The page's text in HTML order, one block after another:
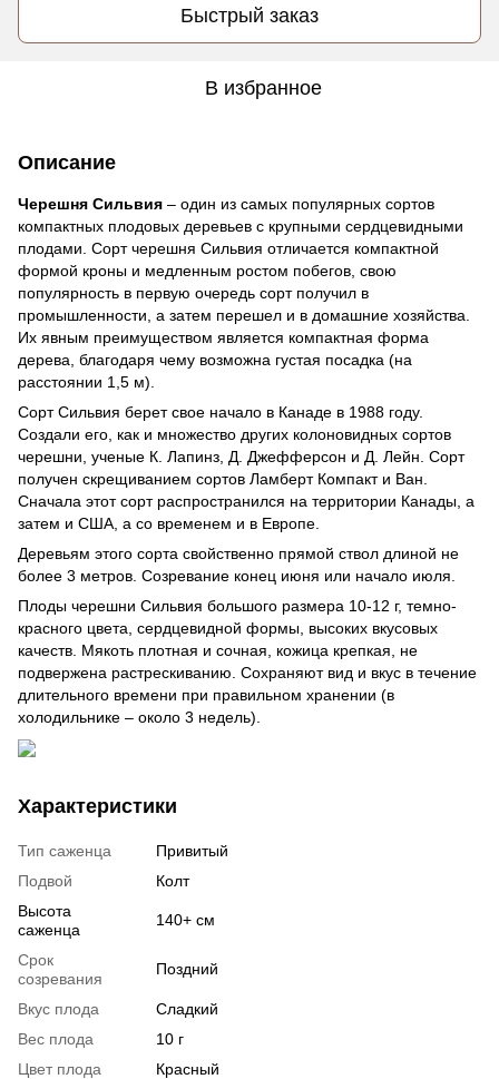
Быстрый заказ
В избранное
Описание
Черешня Сильвия – один из самых популярных сортов
компактных плодовых деревьев с крупными сердцевидными
плодами. Сорт черешня Сильвия отличается компактной
формой кроны и медленным ростом побегов, свою
популярность в первую очередь сорт получил в
промышленности, а затем перешел и в домашние хозяйства.
Их явным преимуществом является компактная форма
дерева, благодаря чему возможна густая посадка (на
расстоянии 1,5 м).
Сорт Сильвия берет свое начало в Канаде в 1988 году.
Создали его, как и множество других колоновидных сортов
черешни, ученые К. Лапинз, Д. Джефферсон и Д. Лейн. Сорт
получен скрещиванием сортов Ламберт Компакт и Ван.
Сначала этот сорт распространился на территории Канады, а
затем и США, а со временем и в Европе.
Деревьям этого сорта свойственно прямой ствол длиной не
более 3 метров. Созревание конец июня или начало июля.
Плоды черешни Сильвия большого размера 10-12 г, темно-
красного цвета, сердцевидной формы, высоких вкусовых
качеств. Мякоть плотная и сочная, кожица крепкая, не
подвержена растрескиванию. Сохраняют вид и вкус в течение
длительного времени при правильном хранении (в
холодильнике – около 3 недель).
Характеристики
Тип саженца
Привитый
Подвой
Колт
Высота
саженца
140+ см
Срок
созревания
Поздний
Вкус плода
Сладкий
Вес плода
10 г
Цвет плода
Красный